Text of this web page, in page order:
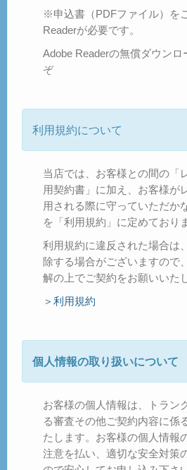
※申込書（PDFファイル）を
Readerが必要です。
Adobe Readerの無償ダウンロ
ぞ
利用規約について
当店では、お客様との間の「
用契約書」に加え、お客様が
用される際に守っていただか
を「利用規約」に定めており
利用規約に違反された場合は
除する場合がございますので
解の上でご契約をお願いいた
＞利用規約
個人情報の取り扱いについて
お客様の個人情報は、トラン
る審査その他ご契約内容に係
たします。お客様の個人情報
注意を払い、適切な安全対策